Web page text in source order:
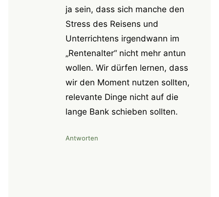
ja sein, dass sich manche den
Stress des Reisens und
Unterrichtens irgendwann im
„Rentenalter“ nicht mehr antun
wollen. Wir dürfen lernen, dass
wir den Moment nutzen sollten,
relevante Dinge nicht auf die
lange Bank schieben sollten.
Antworten